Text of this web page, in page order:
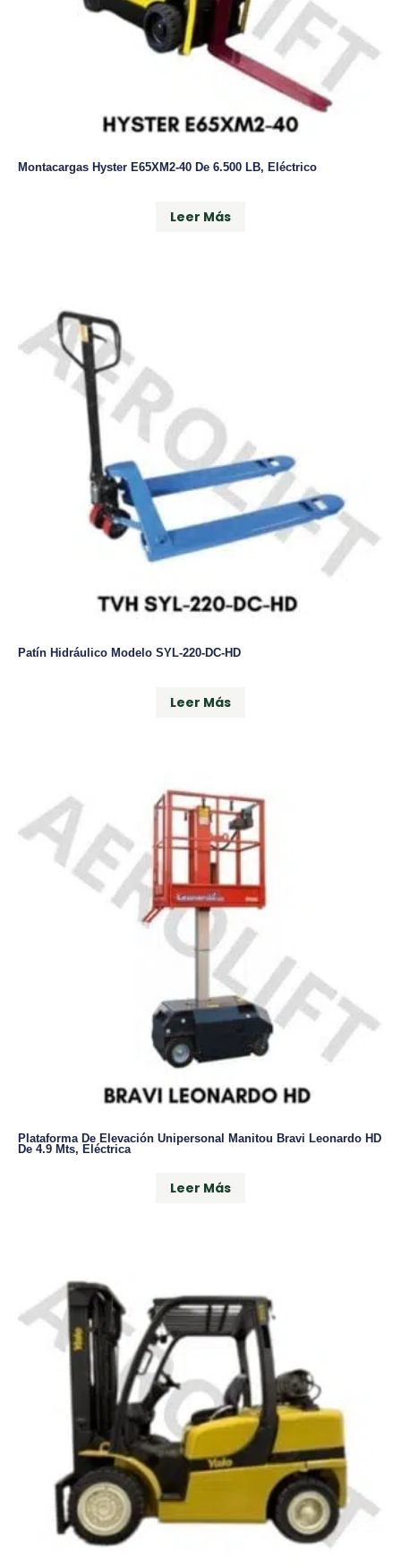
Montacargas Hyster E65XM2-40 De 6.500 LB, Eléctrico
Leer Más
Patín Hidráulico Modelo SYL-220-DC-HD
Leer Más
Plataforma De Elevación Unipersonal Manitou Bravi Leonardo HD
De 4.9 Mts, Eléctrica
Leer Más